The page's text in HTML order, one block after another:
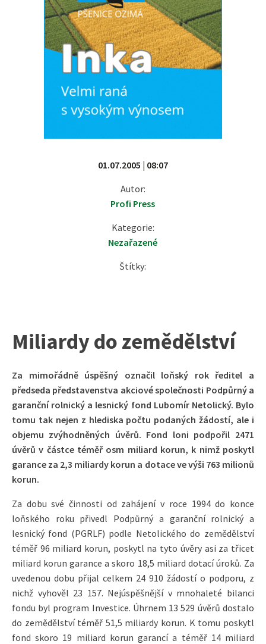
01.07.2005 | 08:07
Autor:
Profi Press
Kategorie:
Nezařazené
Štítky:
Miliardy do zemědělství
Za mimořádně úspěšný označil loňský rok ředitel a
předseda představenstva akciové společnosti Podpůrný a
garanční rolnický a lesnický fond Lubomír Netolický. Bylo
tomu tak nejen z hlediska počtu podaných žádostí, ale i
objemu zvýhodněných úvěrů. Fond loni podpořil 2471
úvěrů v částce téměř osm miliard korun, k nimž poskytl
garance za 2,3 miliardy korun a dotace ve výši 763 milionů
korun.
Za dobu své činnosti od zahájení v roce 1994 do konce
loňského roku přivedl Podpůrný a garanční rolnický a
lesnický fond (PGRLF) podle Netolického do zemědělství
téměř 96 miliard korun, poskytl na tyto úvěry asi za třicet
miliard korun garance a skoro 18,5 miliard dotací úroků. Za
uvedenou dobu přijal celkem 24 910 žádostí o podporu, z
nichž vyhověl 23 157. Nejúspěšnější v mnohaleté bilanci
fondu byl program Investice. Úhrnem 13 529 úvěrů dostalo
do zemědělství téměř 51,5 miliardy korun. K tomu poskytl
fond skoro 19 miliard korun garancí a téměř 14 miliard